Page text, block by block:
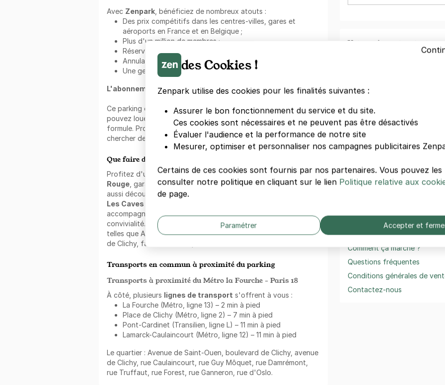
Avec Zenpark , bénéficiez de nombreux atouts :
Des prix compétitifs dans les centres-villes, gares et
aéroports en France et en Belgique ;
Plus d'un million de membres ;
Réservez sans aucun frais supplémentaire ;
Annulation sans frais ;
Une gestion fluide et intuitive grâce à l'application mobile.
L'abonnement au mois Zenpark :
Ce parking est accessible avec unabonnement mensuel. Vous
pouvez louer votre place pour une longue durée avec cette
formule. Profitez d'un bon plan pour économiser et ne plus
chercher de place.
Que faire dans les alentours ?
Profitez d'un stationnement Zenpark à deux pas deLe Moulin
Rouge , garantissant un accès sans encombre. Vous pourrez
aussi découvrir, à proximité,
Les Caves Populaires
accompagné(e), ces lieux invitent à la détente et à la
convivialité. Ce secteur est traversé par des voies principales
telles que Avenue de Saint-Ouen, boulevard de Clichy et avenue
de Clichy, facilitant les déplacements.
Transports en commun à proximité du parking
Transports à proximité du Métro la Fourche - Paris 18
À côté, plusieurs lignes de transport s'offrent à vous :
La Fourche (Métro, ligne 13) – 2 min à pied
Place de Clichy (Métro, ligne 2) – 7 min à pied
Pont-Cardinet (Transilien, ligne L) – 11 min à pied
Lamarck-Caulaincourt (Métro, ligne 12) – 11 min à pied
Le quartier : Avenue de Saint-Ouen, boulevard de Clichy, avenue
de Clichy, rue Caulaincourt, rue Guy Môquet, rue Damrémont,
rue Truffaut, rue Forest, rue Ganneron, rue d'Oslo.
Votre paiement en toute
Zenpark est présent sur
Téléchargement gratuit
Réservez, payez et
Télécharger
l'App Store
Besoin d'aide ?
Comment ça marche ?
Questions fréquentes
Conditions générales de
Contactez-nous
des Cookies !
Zenpark utilise des cookies pour les finalités suivantes :
Assurer le bon fonctionnement du service et du site.
Ces cookies sont nécessaires et ne peuvent pas être désactivés
Évaluer l'audience et la performance de notre site
Mesurer, optimiser et personnaliser nos campagnes publicitaires
Certains de ces cookies sont fournis par nos partenaires. Vous pouvez
consulter notre politique en cliquant sur le lien Politique relative aux
de page.
Paramétrer Accepter et